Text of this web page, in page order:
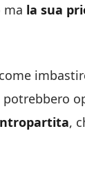
ma la sua
,